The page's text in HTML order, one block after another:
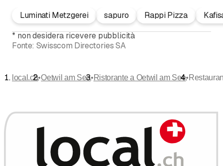
Luminati Metzgerei sapuro Rappi Pizza
*non desidera ricevere pubblicità
Fonte: Swisscom Directories SA
local.ch•Oetwil am See•Ristorante a Oetwil am See•